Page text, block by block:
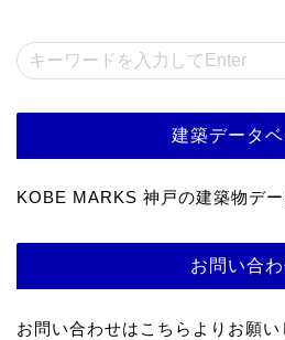
建築データ
KOBE MARKS 神戸の建築物デ
お問い合
お問い合わせはこちらよりお願い